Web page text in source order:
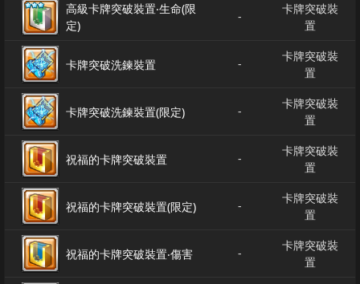
高級卡牌突破裝置‧生命(限
定)
-
卡牌突破裝
置
卡牌突破洗鍊裝置 -
卡牌突破裝
置
卡牌突破洗鍊裝置(限定) -
卡牌突破裝
置
祝福的卡牌突破裝置 -
卡牌突破裝
置
祝福的卡牌突破裝置(限定) -
卡牌突破裝
置
祝福的卡牌突破裝置‧傷害 -
卡牌突破裝
置